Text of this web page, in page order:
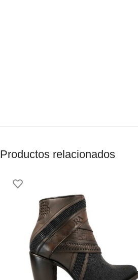
Productos relacionados